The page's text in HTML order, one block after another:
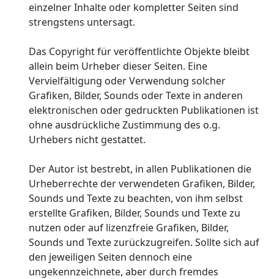
einzelner Inhalte oder kompletter Seiten sind
strengstens untersagt.
Das Copyright für veröffentlichte Objekte bleibt
allein beim Urheber dieser Seiten. Eine
Vervielfältigung oder Verwendung solcher
Grafiken, Bilder, Sounds oder Texte in anderen
elektronischen oder gedruckten Publikationen ist
ohne ausdrückliche Zustimmung des o.g.
Urhebers nicht gestattet.
Der Autor ist bestrebt, in allen Publikationen die
Urheberrechte der verwendeten Grafiken, Bilder,
Sounds und Texte zu beachten, von ihm selbst
erstellte Grafiken, Bilder, Sounds und Texte zu
nutzen oder auf lizenzfreie Grafiken, Bilder,
Sounds und Texte zurückzugreifen. Sollte sich auf
den jeweiligen Seiten dennoch eine
ungekennzeichnete, aber durch fremdes